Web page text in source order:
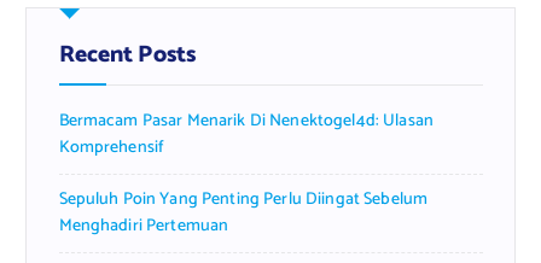
h
f
o
:
Recent Posts
Bermacam Pasar Menarik Di Nenektogel4d: Ulasan
Komprehensif
Sepuluh Poin Yang Penting Perlu Diingat Sebelum
Menghadiri Pertemuan